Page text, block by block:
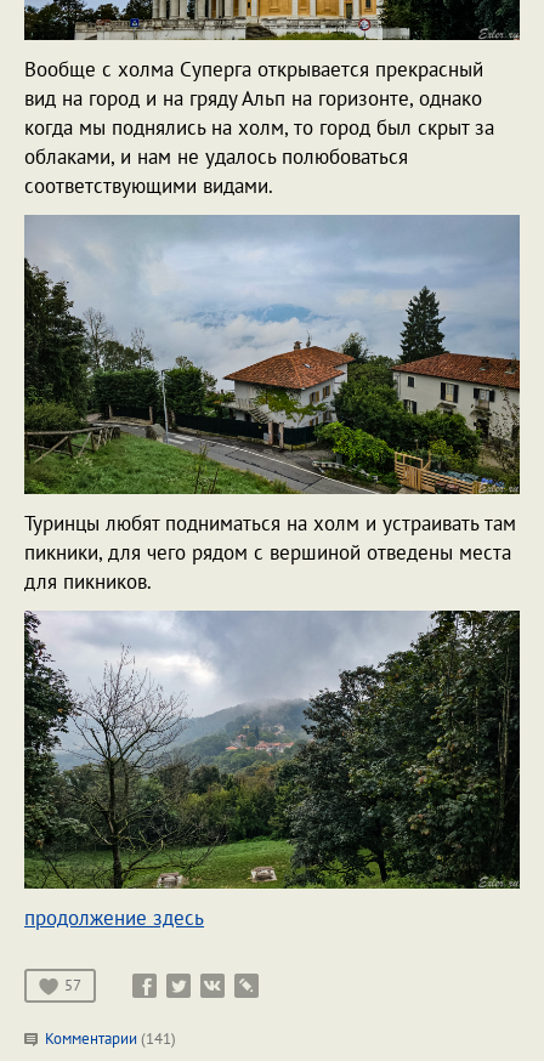
Вообще с холма Суперга открывается прекрасный
вид на город и на гряду Альп на горизонте, однако
когда мы поднялись на холм, то город был скрыт за
облаками, и нам не удалось полюбоваться
соответствующими видами.
Туринцы любят подниматься на холм и устраивать там
пикники, для чего рядом с вершиной отведены места
для пикников.
продолжение здесь
57
Комментарии (141)